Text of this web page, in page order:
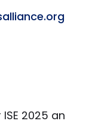
2025 an